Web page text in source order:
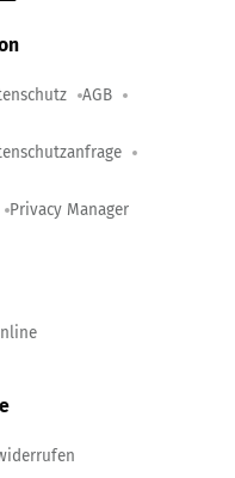
AGB
Privacy Manager